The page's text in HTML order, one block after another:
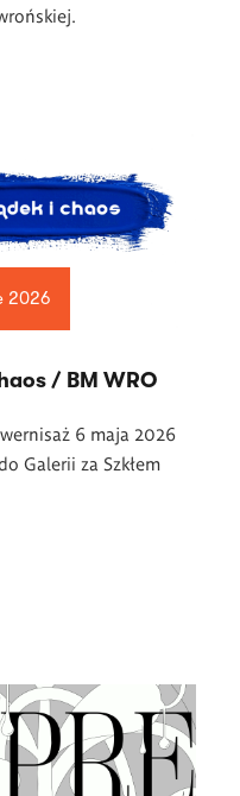
2026
/ BM WRO
6 maja 2026
Galerii za Szkłem